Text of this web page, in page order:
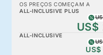
OS PREÇOS COMEÇAM A
ALL-INCLUSIVE PLUS
US$
ALL-INCLUSIVE